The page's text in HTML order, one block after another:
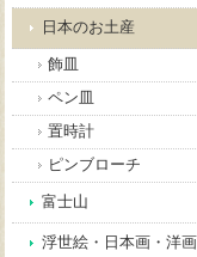
日本のお土産
飾皿
ペン皿
置時計
ピンブローチ
富士山
浮世絵・日本画・洋画